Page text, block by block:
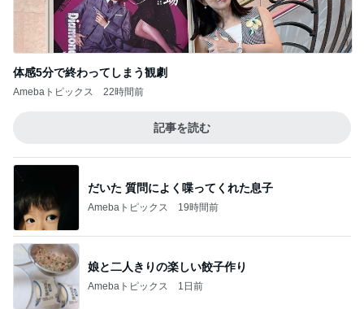
体感5分で終わってしまう観劇
Amebaトピックス 22時間前
記事を読む
だいた 質問によく喋ってくれた息子
Amebaトピックス 19時間前
娘と二人きりの楽しい餃子作り
Amebaトピックス 1日前